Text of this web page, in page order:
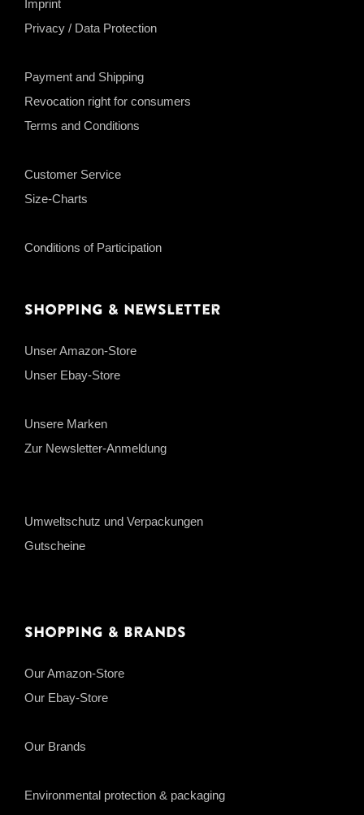
Imprint
Privacy / Data Protection
Payment and Shipping
Revocation right for consumers
Terms and Conditions
Customer Service
Size-Charts
Conditions of Participation
Shopping & Newsletter
Unser Amazon-Store
Unser Ebay-Store
Unsere Marken
Zur Newsletter-Anmeldung
Umweltschutz und Verpackungen
Gutscheine
Shopping & Brands
Our Amazon-Store
Our Ebay-Store
Our Brands
Environmental protection & packaging